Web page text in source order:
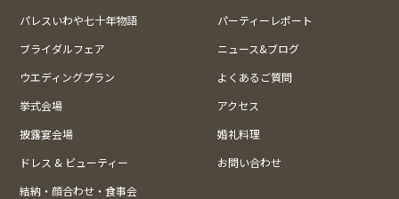
パレスいわや七十年物語
パーティーレポート
ブライダルフェア
ニュース&ブログ
ウエディングプラン
よくあるご質問
挙式会場
アクセス
披露宴会場
婚礼料理
ドレス & ビューティー
お問い合わせ
結納・顔合わせ・食事会